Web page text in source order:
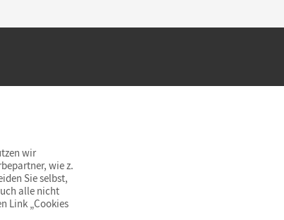
innerhalb Deutschlands
wir
wie z.
Sie selbst,
alle nicht
Link „Cookies